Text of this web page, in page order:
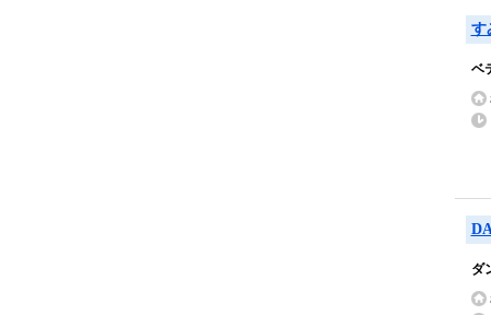
す
ベ
ダ